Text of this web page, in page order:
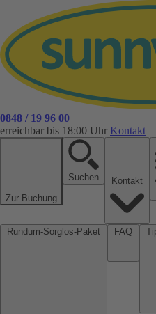
0848 / 19 96 00
erreichbar bis 18:00 Uhr Kontakt
Zur Buchung
Suchen